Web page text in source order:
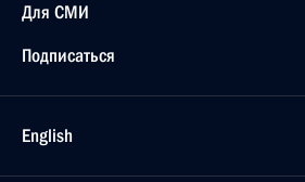
Для СМИ
Подписаться
English